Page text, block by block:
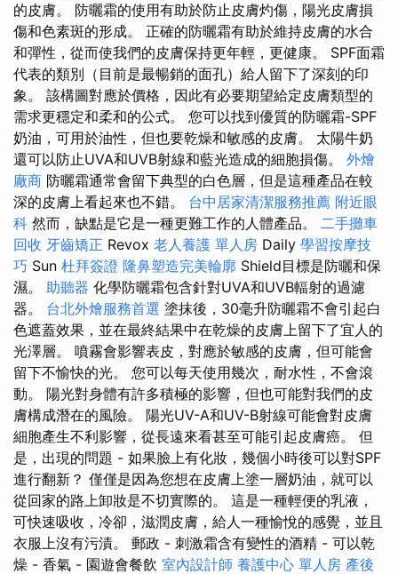
的皮膚。 防曬霜的使用有助於防止皮膚灼傷，陽光皮膚損
傷和色素斑的形成。 正確的防曬霜有助於維持皮膚的水合
和彈性，從而使我們的皮膚保持更年輕，更健康。 SPF面霜
代表的類別（目前是最暢銷的面孔）給人留下了深刻的印
象。 該構圖對應於價格，因此有必要期望給定皮膚類型的
需求更穩定和柔和的公式。 您可以找到優質的防曬霜-SPF
奶油，可用於油性，但也要乾燥和敏感的皮膚。 太陽牛奶
還可以防止UVA和UVB射線和藍光造成的細胞損傷。 外燴
廠商 防曬霜通常會留下典型的白色層，但是這種產品在較
深的皮膚上看起來也不錯。 台中居家清潔服務推薦 附近眼
科 然而，缺點是它是一種更難工作的人體產品。 二手攤車
回收 牙齒矯正 Revox 老人養護 單人房 Daily 學習按摩技
巧 Sun 杜拜簽證 隆鼻塑造完美輪廓 Shield目標是防曬和保
濕。 助聽器 化學防曬霜包含針對UVA和UVB輻射的過濾
器。 台北外燴服務首選 塗抹後，30毫升防曬霜不會引起白
色遮蓋效果，並在最終結果中在乾燥的皮膚上留下了宜人的
光澤層。 噴霧會影響表皮，對應於敏感的皮膚，但可能會
留下不愉快的光。 您可以每天使用幾次，耐水性，不會滾
動。 陽光對身體有許多積極的影響，但也可能對我們的皮
膚構成潛在的風險。 陽光UV-A和UV-B射線可能會對皮膚
細胞產生不利影響，從長遠來看甚至可能引起皮膚癌。 但
是，出現的問題 - 如果臉上有化妝，幾個小時後可以對SPF
進行翻新？ 僅僅是因為您想在皮膚上塗一層奶油，就可以
從回家的路上卸妝是不切實際的。 這是一種輕便的乳液，
可快速吸收，冷卻，滋潤皮膚，給人一種愉悅的感覺，並且
衣服上沒有污漬。 郵政 - 刺激霜含有變性的酒精 - 可以乾
燥 - 香氣 - 園遊會餐飲 室內設計師 養護中心 單人房 產後